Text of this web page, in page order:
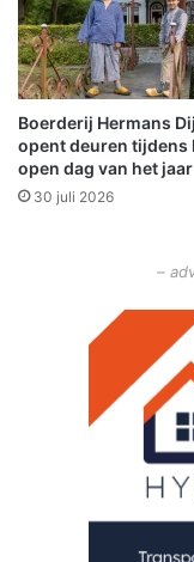
g
e
T
H
O
S
-
k
c
l
u
s
i
e
v
e
Boerderij Hermans
opent deuren tijdens
open dag van het jaar
30 juli 2026
–